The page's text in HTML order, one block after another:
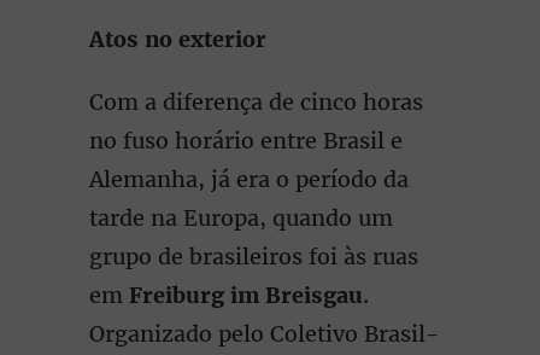
Atos no exterior
Com a diferença de cinco horas
no fuso horário entre Brasil e
Alemanha, já era o período da
tarde na Europa, quando um
grupo de brasileiros foi às ruas
em Freiburg im Breisgau.
Organizado pelo Coletivo Brasil-